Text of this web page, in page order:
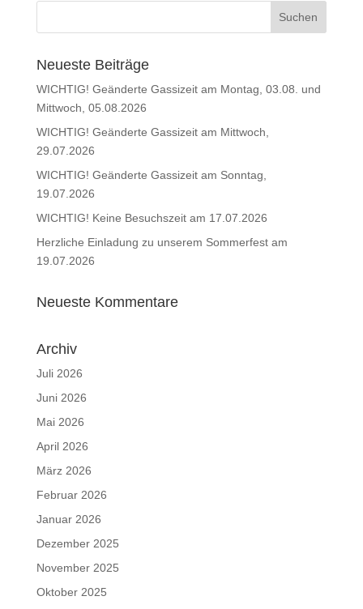
Neueste Beiträge
WICHTIG! Geänderte Gassizeit am Montag, 03.08. und
Mittwoch, 05.08.2026
WICHTIG! Geänderte Gassizeit am Mittwoch,
29.07.2026
WICHTIG! Geänderte Gassizeit am Sonntag,
19.07.2026
WICHTIG! Keine Besuchszeit am 17.07.2026
Herzliche Einladung zu unserem Sommerfest am
19.07.2026
Neueste Kommentare
Archiv
Juli 2026
Juni 2026
Mai 2026
April 2026
März 2026
Februar 2026
Januar 2026
Dezember 2025
November 2025
Oktober 2025